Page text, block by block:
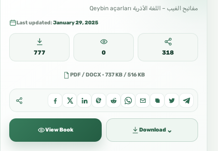
مفاتيح الغيب – اللغة الأذرية Qeybin açarları
Last updated:January 29, 2025
777 0 318
PDF / DOCX · 737 KB / 516 KB
View Book Download ⌄